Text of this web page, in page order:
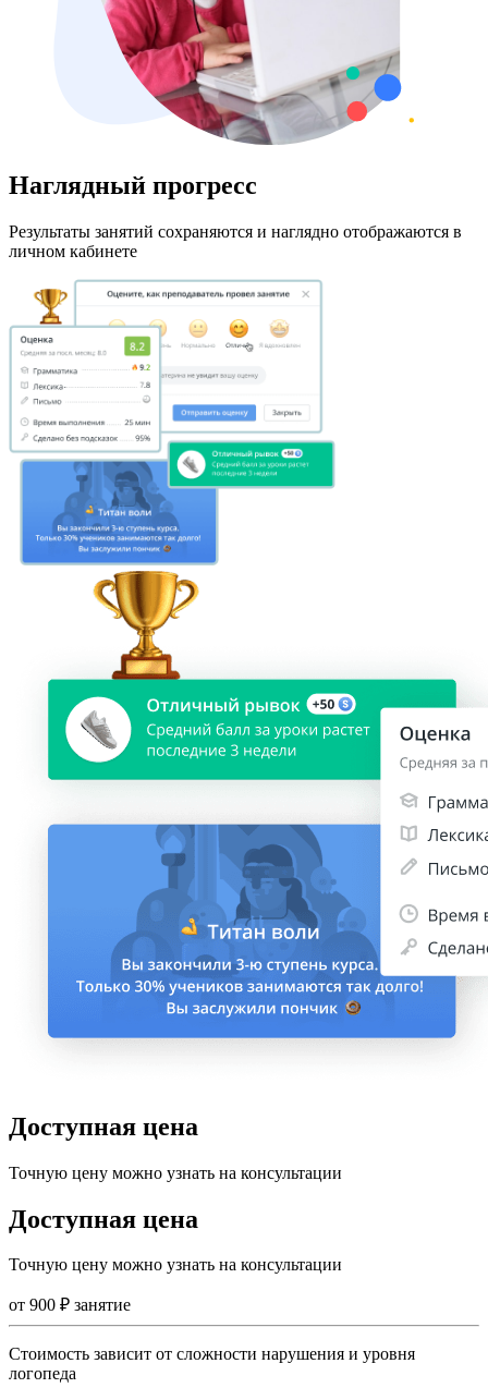
Наглядный прогресс
Результаты занятий сохраняются и наглядно отображаются в
личном кабинете
Доступная цена
Точную цену можно узнать на консультации
Доступная цена
Точную цену можно узнать на консультации
от 900 ₽ занятие
Стоимость зависит от сложности нарушения и уровня
логопеда